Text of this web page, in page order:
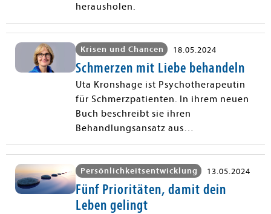
herausholen.
Krisen und Chancen 18.05.2024
Schmerzen mit Liebe behandeln
Uta Kronshage ist Psychotherapeutin
für Schmerzpatienten. In ihrem neuen
Buch beschreibt sie ihren
Behandlungsansatz aus
Psychotherapie und Theologie.
Persönlichkeitsentwicklung 13.05.2024
Fünf Prioritäten, damit dein
Leben gelingt